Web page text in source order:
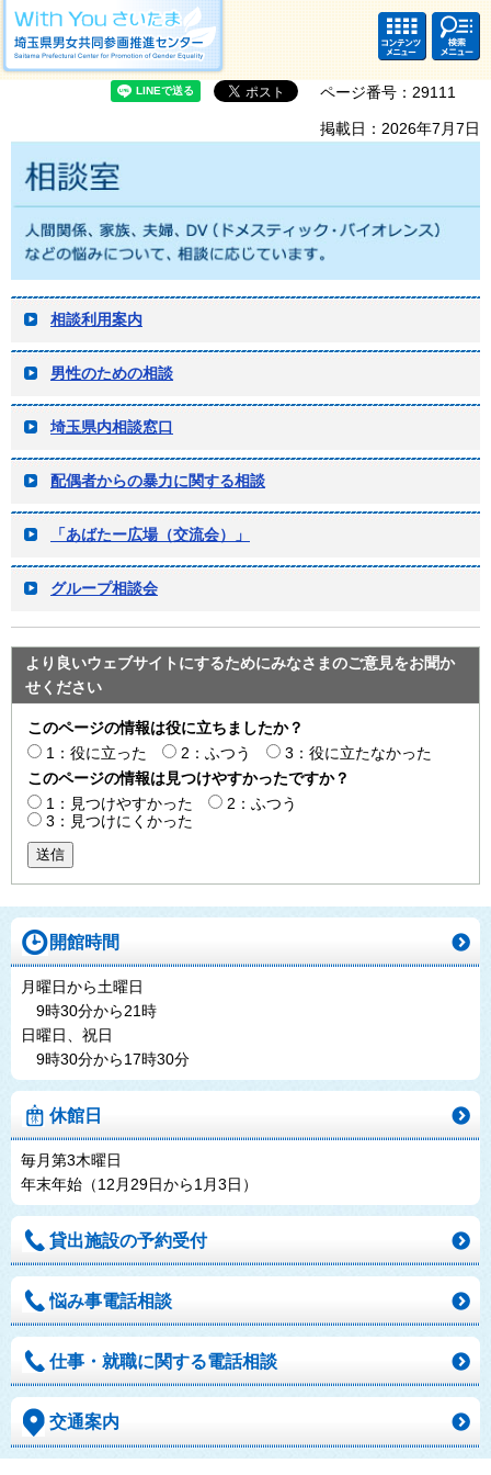
Center for Promotion of Gender Equality
コンテ
ンツメ
ニュー
検索・
共通メ
ニュー
ページ番号：29111
掲載日：2026年7月7日
相談利用案内
男性のための相談
埼玉県内相談窓口
配偶者からの暴力に関する相談
「あばたー広場（交流会）」
グループ相談会
より良いウェブサイトにするためにみなさまのご意見をお聞か
せください
このページの情報は役に立ちましたか？
1：役に立った
2：ふつう
3：役に立たなかった
このページの情報は見つけやすかったですか？
1：見つけやすかった
2：ふつう
3：見つけにくかった
送信
開館時間
月曜日から土曜日
9時30分から21時
日曜日、祝日
9時30分から17時30分
休館日
毎月第3木曜日
年末年始（12月29日から1月3日）
貸出施設の予約受付
悩み事電話相談
仕事・就職に関する電話相談
交通案内